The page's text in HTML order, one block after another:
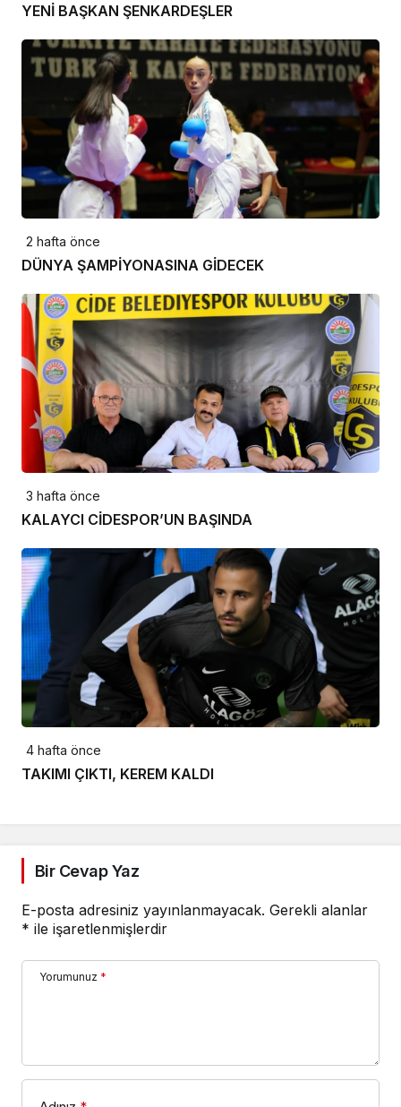
YENİ BAŞKAN ŞENKARDEŞLER
2 hafta önce
DÜNYA ŞAMPİYONASINA GİDECEK
3 hafta önce
KALAYCI CİDESPOR’UN BAŞINDA
4 hafta önce
TAKIMI ÇIKTI, KEREM KALDI
Bir Cevap Yaz
E-posta adresiniz yayınlanmayacak. Gerekli alanlar
* ile işaretlenmişlerdir
Yorumunuz *